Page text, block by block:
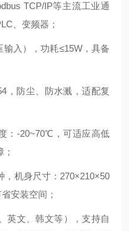
TCP/IP等主流工业通
、变频器；
入），功耗≤15W，具备
，防尘、防水溅，适配复
：-20~70℃，可适应高低
，机身尺寸：270×210×50
安装空间；
英文、韩文等），支持自